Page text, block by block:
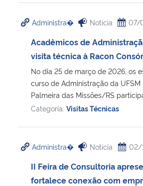
Administra� Notícia 07/
Acadêmicos de
visita técnica à Racon
No dia 25 de março de 2026, os
curso de Administração da UFSM
Palmeira das Missões/RS
Categoria: Visitas Técnicas
Administra� Notícia 02/
II Feira de Consultoria
fortalece conexão com